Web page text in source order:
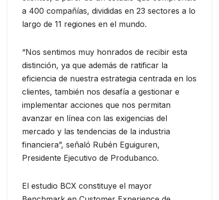
a 400 compañías, divididas en 23 sectores a lo
largo de 11 regiones en el mundo.
“Nos sentimos muy honrados de recibir esta
distinción, ya que además de ratificar la
eficiencia de nuestra estrategia centrada en los
clientes, también nos desafía a gestionar e
implementar acciones que nos permitan
avanzar en línea con las exigencias del
mercado y las tendencias de la industria
financiera”, señaló Rubén Eguiguren,
Presidente Ejecutivo de Produbanco.
El estudio BCX constituye el mayor